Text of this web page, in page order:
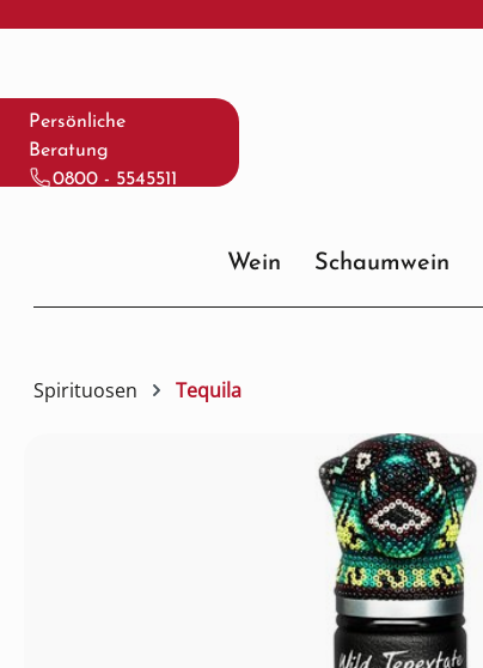
Hauptinhalt springen
Zur Suche springen
Zur Hauptnavigation springen
Persönliche
Beratung
0800 - 5545511
Wein Schaumwein
Spirituosen Tequila